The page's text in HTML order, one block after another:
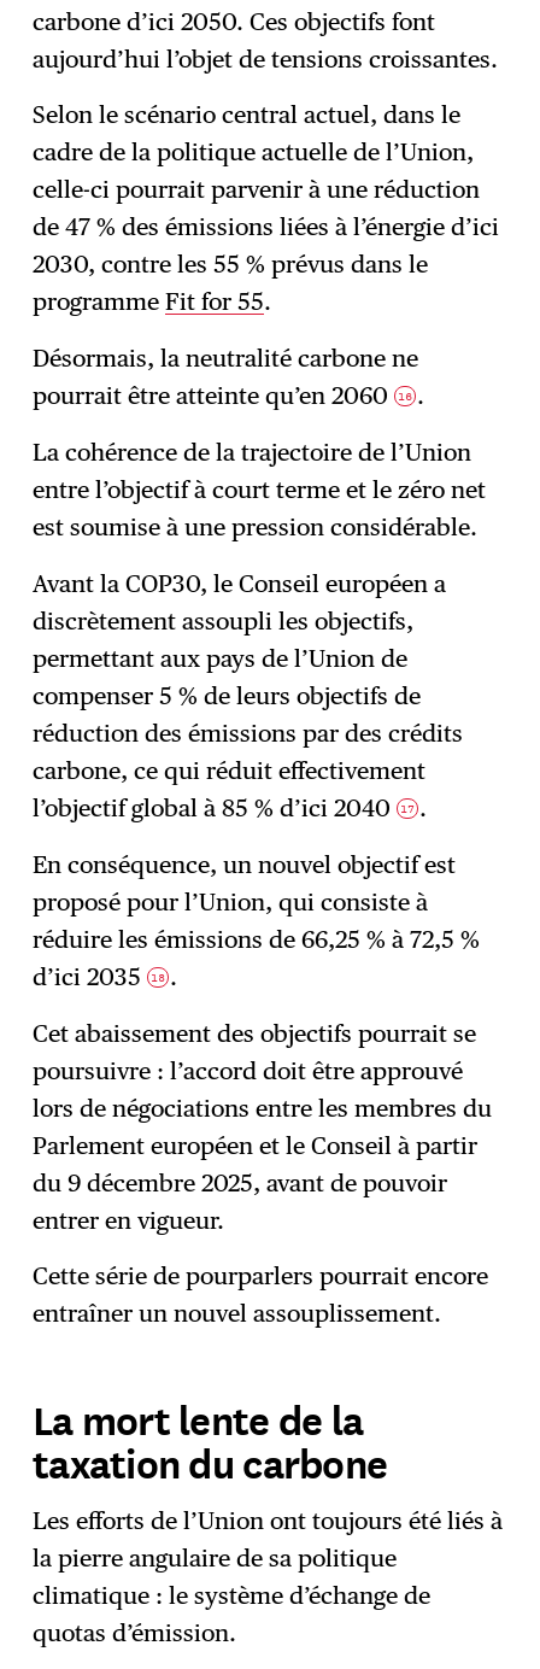
carbone d’ici 2050. Ces objectifs font
aujourd’hui l’objet de tensions croissantes.
Selon le scénario central actuel, dans le
cadre de la politique actuelle de l’Union,
celle-ci pourrait parvenir à une réduction
de 47 % des émissions liées à l’énergie d’ici
2030, contre les 55 % prévus dans le
programmeFit for 55.
Désormais, la neutralité carbone ne
pourrait être atteinte qu’en 206016 .
La cohérence de la trajectoire de l’Union
entre l’objectif à court terme et le zéro net
est soumise à une pression considérable.
Avant la COP30, le Conseil européen a
discrètement assoupli les objectifs,
permettant aux pays de l’Union de
compenser 5 % de leurs objectifs de
réduction des émissions par des crédits
carbone, ce qui réduit effectivement
l’objectif global à 85 % d’ici 204017 .
En conséquence, un nouvel objectif est
proposé pour l’Union, qui consiste à
réduire les émissions de 66,25 % à 72,5 %
d’ici 203518 .
Cet abaissement des objectifs pourrait se
poursuivre : l’accord doit être approuvé
lors de négociations entre les membres du
Parlement européen et le Conseil à partir
du 9 décembre 2025, avant de pouvoir
entrer en vigueur.
Cette série de pourparlers pourrait encore
entraîner un nouvel assouplissement.
La mort lente de la
taxation du carbone
Les efforts de l’Union ont toujours été liés à
la pierre angulaire de sa politique
climatique : le système d’échange de
quotas d’émission.